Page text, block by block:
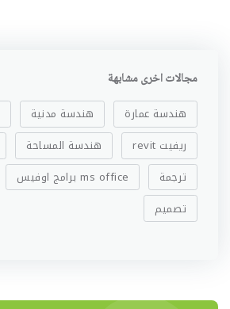
مجالات اخرى مشابهة
هندسة عمارة هندسة مدنية
ريفيت revit
هندسة المساحة
ترجمة
ms office برامج اوفيس
تصميم